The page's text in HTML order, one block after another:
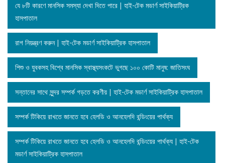
যে ৮টি কারণে মানসিক সমস্যা দেখা দিতে পারে | হাই-টেক মডার্ণ সাইকিয়াট্রিক
হাসপাতাল
রাগ নিয়ন্ত্রণ করুন | হাই-টেক মডার্ণ সাইকিয়াট্রিক হাসপাতাল
শিশু ও যুবকসহ বিশ্বে মানসিক স্বাস্থ্যসংকটে ভুগছে ১০০ কোটি মানুষ: জাতিসংঘ
সন্তানের সাথে সুন্দর সম্পর্ক গড়তে করণীয় | হাই-টেক মডার্ণ সাইকিয়াট্রিক হাসপাতাল
সম্পর্ক টিকিয়ে রাখতে জানতে হবে হেলডি ও আনহেলদি বন্ডিংয়ের পার্থক্য
সম্পর্ক টিকিয়ে রাখতে জানতে হবে হেলডি ও আনহেলদি বন্ডিংয়ের পার্থক্য | হাই-টেক
মডার্ণ সাইকিয়াট্রিক হাসপাতাল